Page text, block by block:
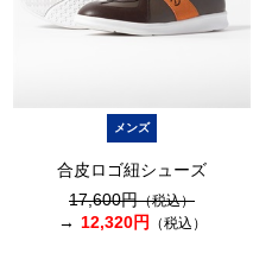
メンズ
合皮ロゴ紐シューズ
17,600円（税込）
12,320円 （税込）